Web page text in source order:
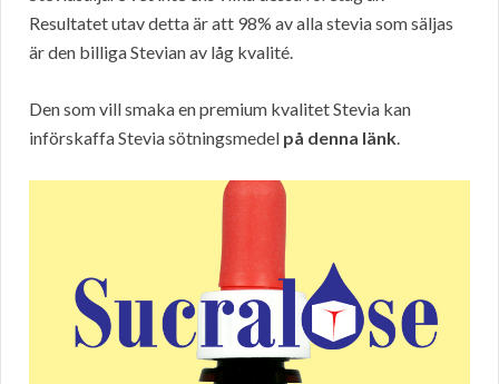
Resultatet utav detta är att 98% av alla stevia som säljas
är den billiga Stevian av låg kvalité.
Den som vill smaka en premium kvalitet Stevia kan
införskaffa Stevia sötningsmedel på denna länk.